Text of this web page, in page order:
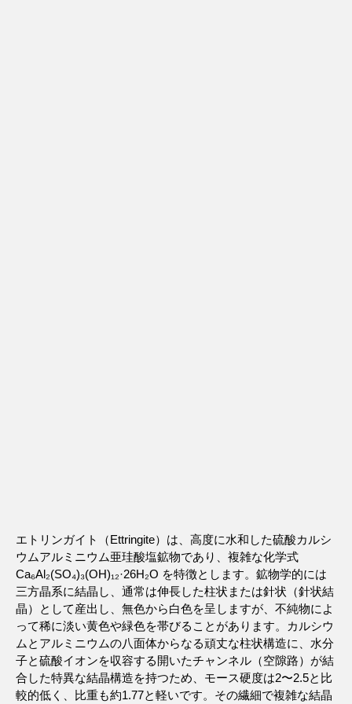
エトリンガイト（Ettringite）は、高度に水和した硫酸カルシ
ウムアルミニウム亜珪酸塩鉱物であり、複雑な化学式
Ca₆Al₂(SO₄)₃(OH)₁₂·26H₂O を特徴とします。鉱物学的には
三方晶系に結晶し、通常は伸長した柱状または針状（針状結
晶）として産出し、無色から白色を呈しますが、不純物によ
って稀に淡い黄色や緑色を帯びることがあります。カルシウ
ムとアルミニウムの八面体からなる頑丈な柱状構造に、水分
子と硫酸イオンを収容する開いたチャンネル（空隙路）が結
合した特異な結晶構造を持つため、モース硬度は2〜2.5と比
較的低く、比重も約1.77と軽いです。その繊細で複雑な結晶